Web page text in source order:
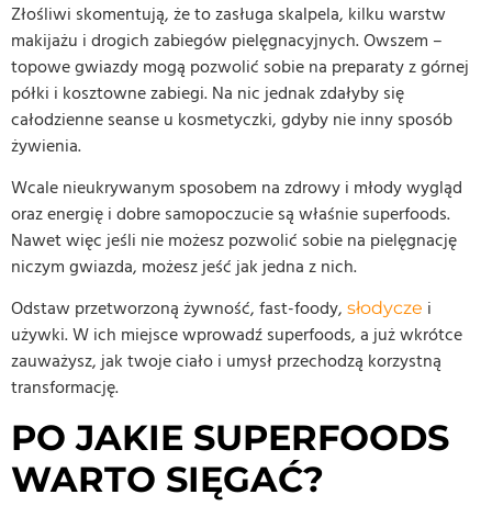
Złośliwi skomentują, że to zasługa skalpela, kilku warstw
makijażu i drogich zabiegów pielęgnacyjnych. Owszem –
topowe gwiazdy mogą pozwolić sobie na preparaty z górnej
półki i kosztowne zabiegi. Na nic jednak zdałyby się
całodzienne seanse u kosmetyczki, gdyby nie inny sposób
żywienia.
Wcale nieukrywanym sposobem na zdrowy i młody wygląd
oraz energię i dobre samopoczucie są właśnie superfoods.
Nawet więc jeśli nie możesz pozwolić sobie na pielęgnację
niczym gwiazda, możesz jeść jak jedna z nich.
Odstaw przetworzoną żywność, fast-foody, słodycze i
używki. W ich miejsce wprowadź superfoods, a już wkrótce
zauważysz, jak twoje ciało i umysł przechodzą korzystną
transformację.
PO JAKIE SUPERFOODS
WARTO SIĘGAĆ?